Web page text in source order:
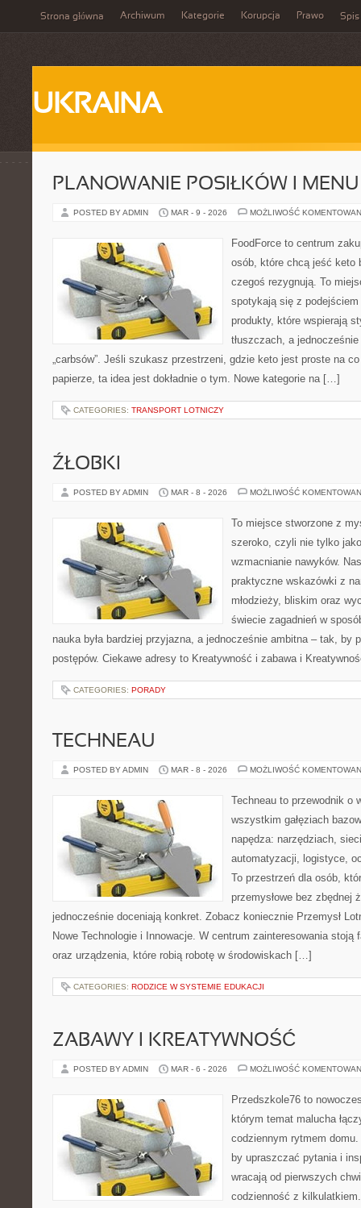
Strona główna Archiwum Kategorie Korupcja Prawo Spis
UKRAINA
PLANOWANIE POSIŁKÓW I MENU
POSTED BY ADMIN MAR - 9 - 2026 MOŻLIWOŚĆ
FoodForce to centrum
osób, które chcą jeść keto
czegoś rezygnują. To
spotykają się z
produkty, które wspierają
tłuszczach, a
„carbsów”. Jeśli szukasz przestrzeni, gdzie keto jest proste na
papierze, ta idea jest dokładnie o tym. Nowe kategorie na […]
CATEGORIES: TRANSPORT LOTNICZY
ŹŁOBKI
POSTED BY ADMIN MAR - 8 - 2026 MOŻLIWOŚĆ
To miejsce stworzone z
szeroko, czyli nie tylko
wzmacnianie nawyków.
praktyczne wskazówki z
młodzieży, bliskim oraz
świecie zagadnień w
nauka była bardziej przyjazna, a jednocześnie ambitna – tak, by
postępów. Ciekawe adresy to Kreatywność i zabawa i
CATEGORIES: PORADY
TECHNEAU
POSTED BY ADMIN MAR - 8 - 2026 MOŻLIWOŚĆ
Techneau to przewodnik o
wszystkim gałęziach
napędza: narzędziach,
automatyzacji, logistyce,
To przestrzeń dla osób,
przemysłowe bez zbędnej
jednocześnie doceniają konkret. Zobacz koniecznie Przemysł
Nowe Technologie i Innowacje. W centrum zainteresowania
oraz urządzenia, które robią robotę w środowiskach […]
CATEGORIES: RODZICE W SYSTEMIE EDUKACJI
ZABAWY I KREATYWNOŚĆ
POSTED BY ADMIN MAR - 6 - 2026 MOŻLIWOŚĆ
Przedszkole76 to
którym temat malucha
codziennym rytmem
by upraszczać pytania i
wracają od pierwszych
codzienność z